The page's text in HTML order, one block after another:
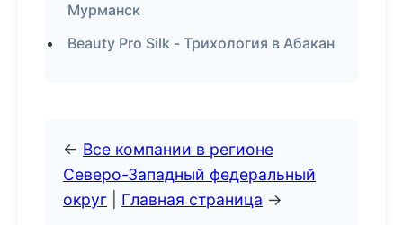
Мурманск
Beauty Pro Silk - Трихология в Абакан
← Все компании в регионе
Северо-Западный федеральный
округ
Главная страница →